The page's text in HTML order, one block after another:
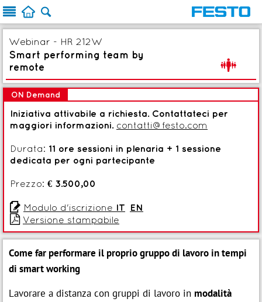
  
Come far performare il proprio gruppo di lavoro in tempi
di smart working
Lavorare a distanza con gruppi di lavoro in modalità
ON Demand
Iniziativa attivabile a richiesta. Contattateci per
maggiori informazioni. contatti@festo.com
Durata: 11 ore sessioni in plenaria + 1 sessione
dedicata per ogni partecipante
Prezzo: € 3.500,00
 Modulo d'iscrizione IT EN
 Versione stampabile
Webinar - HR 212W
Smart performing team by
remote
T